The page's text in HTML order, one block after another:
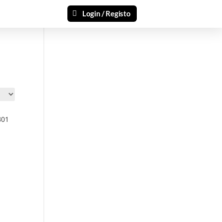
Login / Registo